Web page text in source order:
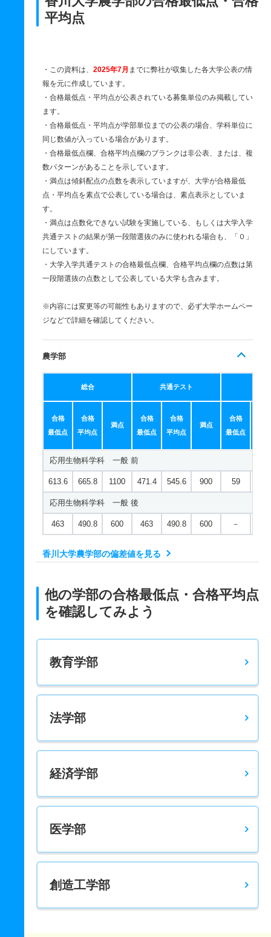
平均点
・この資料は、 2025年7月 までに弊社が収集した各大学公表の情
報を元に作成しています。
・合格最低点・平均点が公表されている募集単位のみ掲載してい
ます。
・合格最低点・平均点が学部単位までの公表の場合、学科単位に
同じ数値が入っている場合があります。
・合格最低点欄、合格平均点欄のブランクは非公表、または、複
数パターンがあることを示しています。
・満点は傾斜配点の点数を表示していますが、大学が合格最低
点・平均点を素点で公表している場合は、素点表示としていま
す。
・満点は点数化できない試験を実施している、もしくは大学入学
共通テストの結果が第一段階選抜のみに使われる場合も、「０」
にしています。
・大学入学共通テストの合格最低点欄、合格平均点欄の点数は第
一段階選抜の点数として公表している大学も含みます。
※内容には変更等の可能性もありますので、必ず大学ホームペー
ジなどで詳細を確認してください。
農学部
総合 共通テスト
合格
最低点
合格
平均点
満点
合格
最低点
合格
平均点
満点
合格
最低点
応用生物科学科 一般 前
613.6 665.8 1100 471.4 545.6 900 59
応用生物科学科 一般 後
463 490.8 600 463 490.8 600 －
香川大学農学部の偏差値を見る
他の学部の合格最低点・合格平均点
を確認してみよう
教育学部
法学部
経済学部
医学部
創造工学部